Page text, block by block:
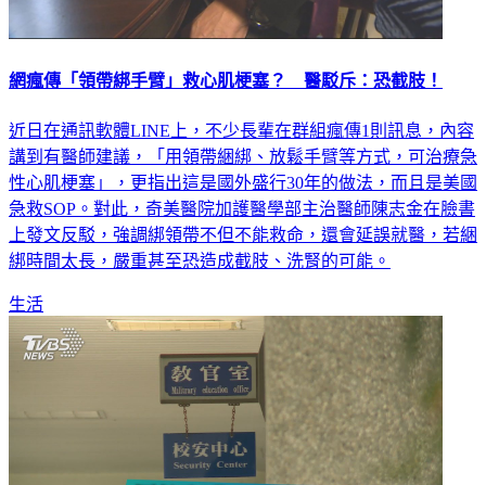
網瘋傳「領帶綁手臂」救心肌梗塞？ 醫駁斥：恐截肢！
近日在通訊軟體LINE上，不少長輩在群組瘋傳1則訊息，內容
講到有醫師建議，「用領帶綑綁、放鬆手臂等方式，可治療急
性心肌梗塞」，更指出這是國外盛行30年的做法，而且是美國
急救SOP。對此，奇美醫院加護醫學部主治醫師陳志金在臉書
上發文反駁，強調綁領帶不但不能救命，還會延誤就醫，若綑
綁時間太長，嚴重甚至恐造成截肢、洗腎的可能。
生活